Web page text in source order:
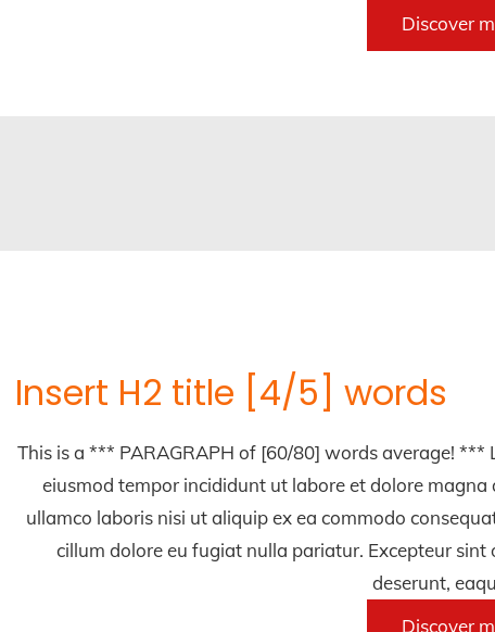
Discover
Insert H2 title [4/5] words
This is a *** PARAGRAPH of [60/80] words average!
eiusmod tempor incididunt ut labore et dolore
ullamco laboris nisi ut aliquip ex ea commodo
cillum dolore eu fugiat nulla pariatur. Excepteur
deserunt,
Discover